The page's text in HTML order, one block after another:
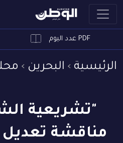
PDF عدد اليوم
الرئيسية البحرين
"تشريعية
مناقشة